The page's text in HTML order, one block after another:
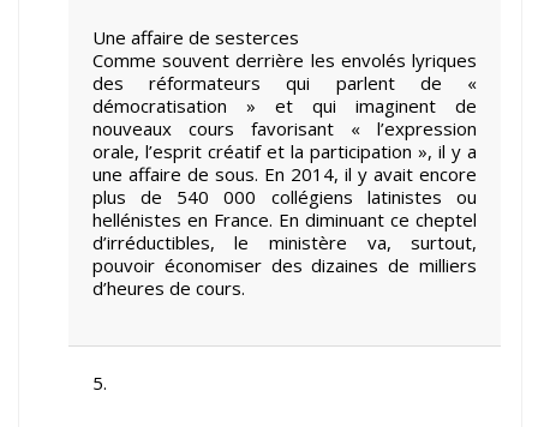
Une affaire de sesterces
Comme souvent derrière les envolés lyriques
des réformateurs qui parlent de «
démocratisation » et qui imaginent de
nouveaux cours favorisant « l’expression
orale, l’esprit créatif et la participation », il y a
une affaire de sous. En 2014, il y avait encore
plus de 540 000 collégiens latinistes ou
hellénistes en France. En diminuant ce cheptel
d’irréductibles, le ministère va, surtout,
pouvoir économiser des dizaines de milliers
d’heures de cours.